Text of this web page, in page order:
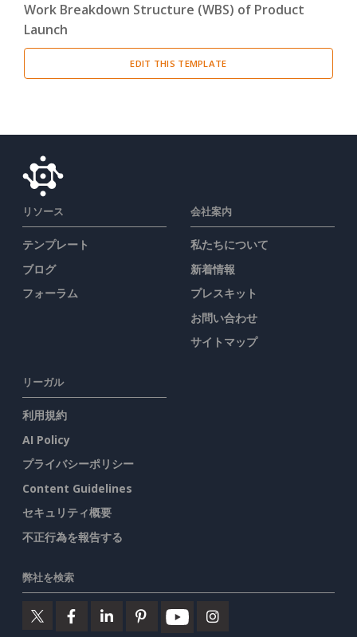
Work Breakdown Structure (WBS) of Product
Launch
EDIT THIS TEMPLATE
リソース
テンプレート
ブログ
フォーラム
会社案内
私たちについて
新着情報
プレスキット
お問い合わせ
サイトマップ
リーガル
利用規約
AI Policy
プライバシーポリシー
Content Guidelines
セキュリティ概要
不正行為を報告する
弊社を検索